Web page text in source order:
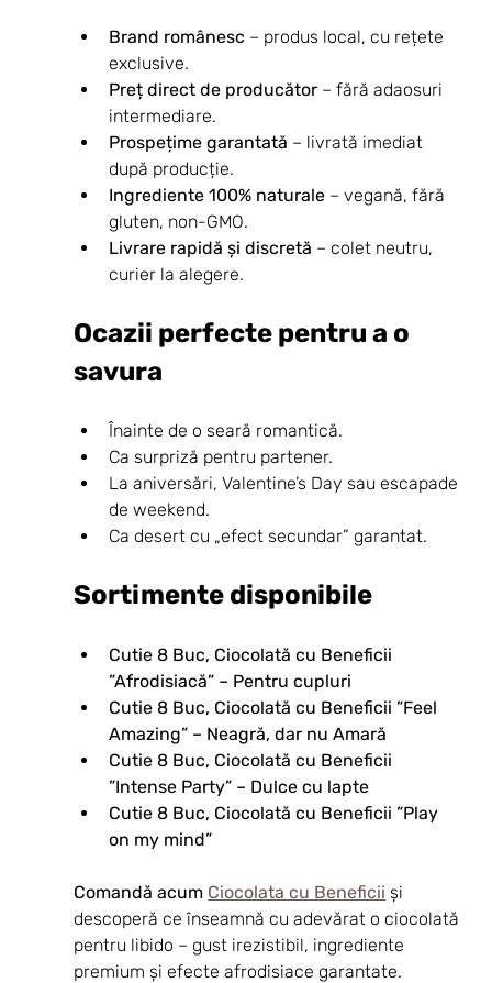
Brand românesc – produs local, cu rețete
exclusive.
Preț direct de producător – fără adaosuri
intermediare.
Prospețime garantată – livrată imediat
după producție.
Ingrediente 100% naturale – vegană, fără
gluten, non-GMO.
Livrare rapidă și discretă – colet neutru,
curier la alegere.
Ocazii perfecte pentru a o
savura
Înainte de o seară romantică.
Ca surpriză pentru partener.
La aniversări, Valentine’s Day sau escapade
de weekend.
Ca desert cu „efect secundar” garantat.
Sortimente disponibile
Cutie 8 Buc, Ciocolată cu Beneficii
”Afrodisiacă” – Pentru cupluri
Cutie 8 Buc, Ciocolată cu Beneficii ”Feel
Amazing” – Neagră, dar nu Amară
Cutie 8 Buc, Ciocolată cu Beneficii
”Intense Party” – Dulce cu lapte
Cutie 8 Buc, Ciocolată cu Beneficii ”Play
on my mind”
Comandă acum Ciocolata cu Beneficii și
descoperă ce înseamnă cu adevărat o ciocolată
pentru libido – gust irezistibil, ingrediente
premium și efecte afrodisiace garantate.